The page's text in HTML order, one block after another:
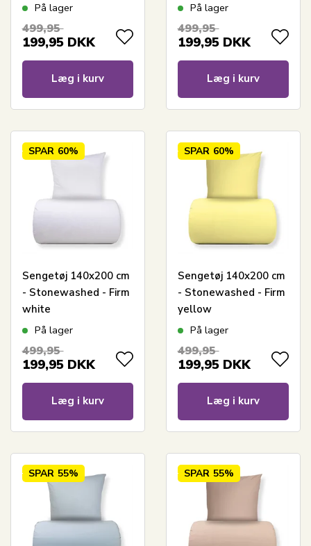
På lager
499,95
199,95 DKK
Læg i kurv
På lager
499,95
199,95 DKK
Læg i kurv
SPAR 60%
Sengetøj 140x200 cm
- Stonewashed - Firm
white
På lager
499,95
199,95 DKK
Læg i kurv
SPAR 60%
Sengetøj 140x200 cm
- Stonewashed - Firm
yellow
På lager
499,95
199,95 DKK
Læg i kurv
SPAR 55% SPAR 55%